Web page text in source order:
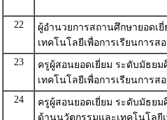
22
ผู้อำนวยการสถานศึกษายอดเ
เทคโนโลยีเพื่อการเรียนการส
23
ครูผู้สอนยอดเยี่ยม ระดับมัธย
เทคโนโลยีเพื่อการเรียนการส
24
ครูผู้สอนยอดเยี่ยม ระดับมัธย
ด้านนวัตกรรมและเทคโนโลยี